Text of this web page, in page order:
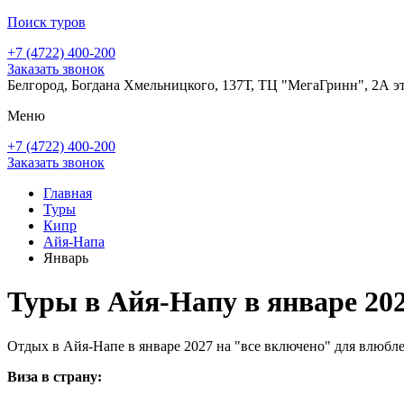
Поиск туров
+7 (4722) 400-200
Заказать звонок
Белгород, Богдана Хмельницкого, 137Т, ТЦ "МегаГринн", 2А
Меню
+7 (4722) 400-200
Заказать звонок
Главная
Туры
Кипр
Айя-Напа
Январь
Туры в Айя-Напу в январе
Отдых в Айя-Напе в январе 2027 на "все включено" для
Виза в страну: